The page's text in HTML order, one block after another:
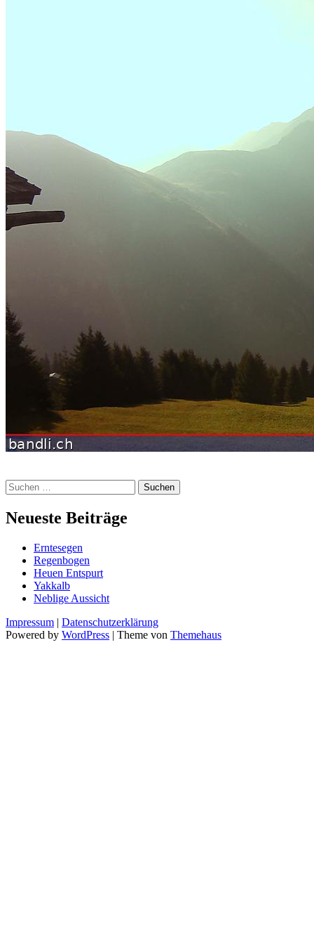
Suchen
nach:
Neueste Beiträge
Erntesegen
Regenbogen
Heuen Entspurt
Yakkalb
Neblige Aussicht
Impressum | Datenschutzerklärung
Powered by WordPress | Theme von Themehaus